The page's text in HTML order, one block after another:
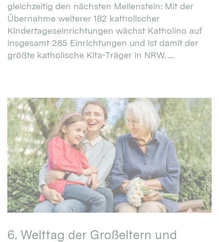
gleichzeitig den nächsten Meilenstein: Mit der
Übernahme weiterer 182 katholischer
Kindertageseinrichtungen wächst Katholino auf
insgesamt 285 Einrichtungen und ist damit der
größte katholische Kita-Träger in NRW. ...
6. Welttag der Großeltern und